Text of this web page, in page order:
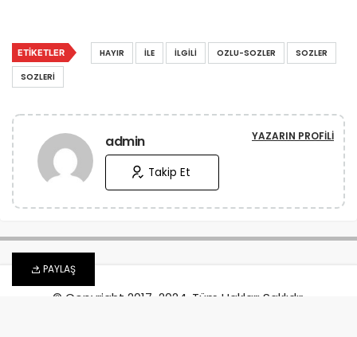
PAYLAŞ
ETIKETLER HAYIR İLE İLGILI OZLU-SOZLER
SOZLER
SOZLERI
admin YAZARIN PROFILI
Takip Et
© Copyright 2017-2024, Tüm Hakları Saklıdır.